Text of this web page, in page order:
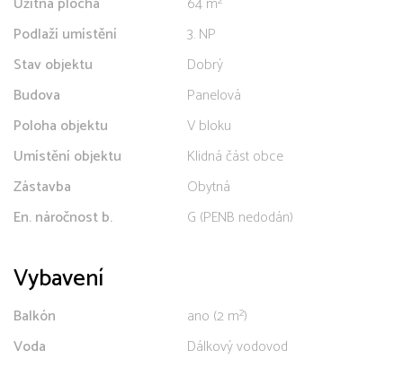
Podlaží umístění
3. NP
Stav objektu
Dobrý
Budova
Panelová
Poloha objektu
V bloku
Umístění objektu
Klidná část obce
Zástavba
Obytná
En. náročnost b.
G (PENB nedodán)
Vybavení
Balkón
ano (2 m²)
Voda
Dálkový vodovod